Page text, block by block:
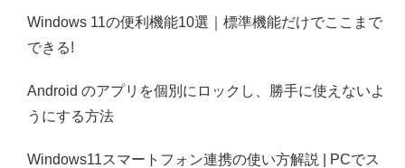
Windows 11の便利機能10選｜標準機能だけでここまで
できる!
Android のアプリを個別にロックし、勝手に使えないよ
うにする方法
Windows11スマートフォン連携の使い方解説 | PCでス